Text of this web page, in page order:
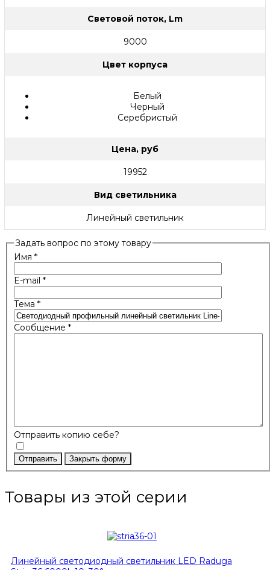
Световой поток, Lm
9000
Цвет корпуса
Белый
Черный
Серебристый
Цена, руб
19952
Вид светильника
Линейный светильник
Задать вопрос по этому товару
Имя *
E-mail *
Тема *
Сообщение *
Отправить копию себе?
Отправить Закрыть форму
Товары из этой серии
Линейный светодиодный светильник LED Raduga